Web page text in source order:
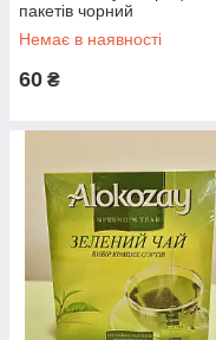
пакетів чорний
Немає в наявності
60 ₴